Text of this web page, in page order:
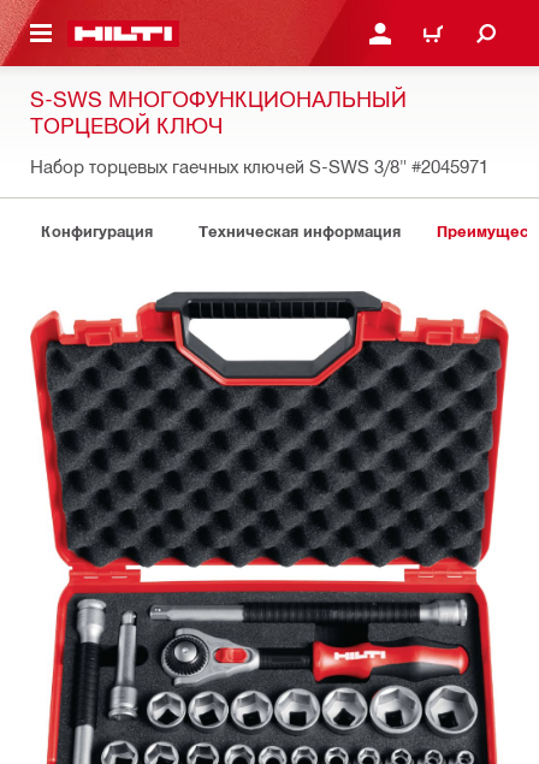
КОНТЕНТУ ВОЙДИТЕ В СВОЮ
КОРЗИНА
S-SWS МНОГОФУНКЦИОНАЛЬНЫЙ
ТОРЦЕВОЙ КЛЮЧ
Набор торцевых гаечных ключей S-SWS 3/8" #2045971
Конфигурация Техническая информация